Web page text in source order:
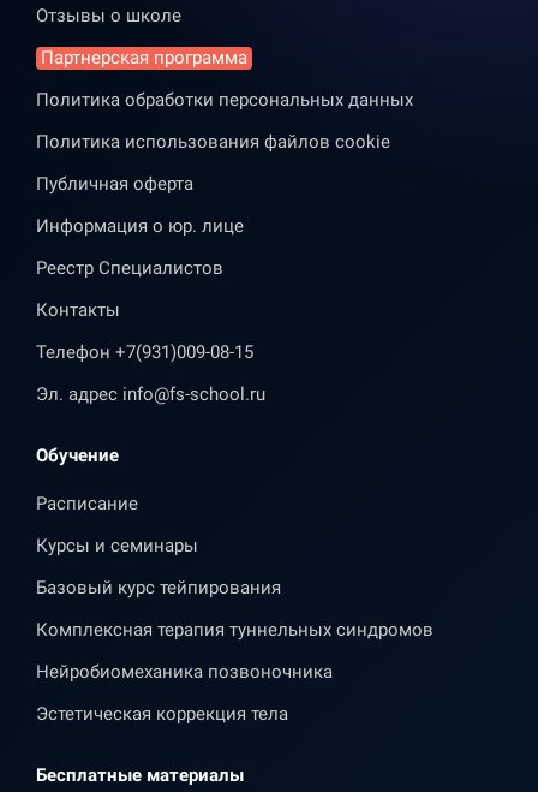
Отзывы о школе
Партнерская программа
Политика обработки персональных данных
Политика использования файлов cookie
Публичная оферта
Информация о юр. лице
Реестр Специалистов
Контакты
Телефон +7(931)009-08-15
Эл. адрес info@fs-school.ru
Обучение
Расписание
Курсы и семинары
Базовый курс тейпирования
Комплексная терапия туннельных синдромов
Нейробиомеханика позвоночника
Эстетическая коррекция тела
Бесплатные материалы